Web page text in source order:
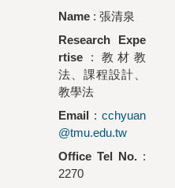
Name :張清泉
Research Expe
rtise
: 教材教
法、課程設計、
教學法
Email : cchyuan
@tmu.edu.tw
Office Tel No. :
2270